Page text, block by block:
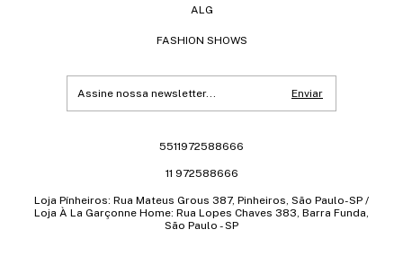
ALG
FASHION SHOWS
5511972588666
11 972588666
Loja Pínheiros: Rua Mateus Grous 387, Pinheiros, São Paulo-SP /
Loja À La Garçonne Home: Rua Lopes Chaves 383, Barra Funda,
São Paulo - SP